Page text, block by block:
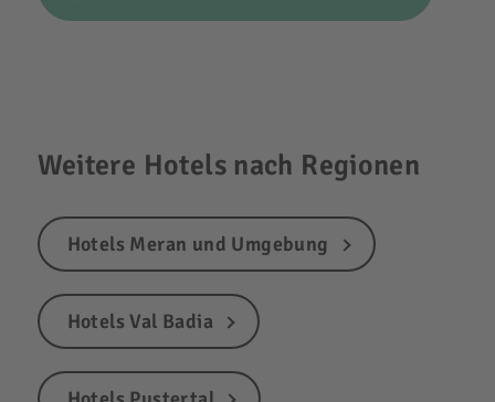
Weitere Hotels nach Regionen
Hotels Meran und Umgebung
Hotels Val Badia